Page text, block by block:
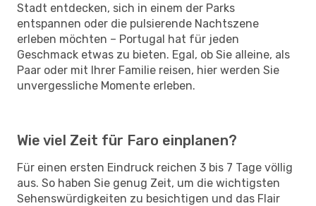
Stadt entdecken, sich in einem der Parks
entspannen oder die pulsierende Nachtszene
erleben möchten – Portugal hat für jeden
Geschmack etwas zu bieten. Egal, ob Sie alleine, als
Paar oder mit Ihrer Familie reisen, hier werden Sie
unvergessliche Momente erleben.
Wie viel Zeit für Faro einplanen?
Für einen ersten Eindruck reichen 3 bis 7 Tage völlig
aus. So haben Sie genug Zeit, um die wichtigsten
Sehenswürdigkeiten zu besichtigen und das Flair